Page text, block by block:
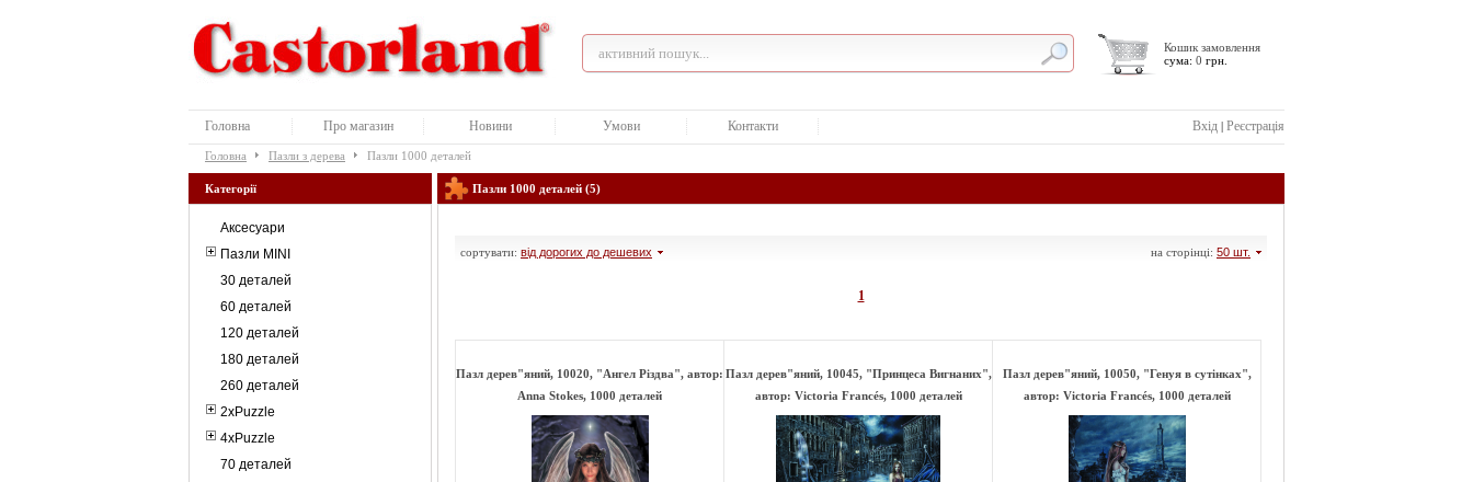
Кошик замовлення
сума: 0 грн.
Головна Про магазин Новини Умови Контакти Вхід | Реєстрація
Головна Пазли з дерева Пазли 1000 деталей
Категорії
Аксесуари
Пазли MINI
30 деталей
60 деталей
120 деталей
180 деталей
260 деталей
2xPuzzle
4xPuzzle
70 деталей
Пазли 1000 деталей (5)
сортувати: від дорогих до дешевих на сторінці: 50 шт.
1
Пазл дерев"яний, 10020, "Ангел Різдва", автор:
Anna Stokes, 1000 деталей
Пазл дерев"яний, 10045, "Принцеса Вигнаних",
автор: Victoria Francés, 1000 деталей
Пазл дерев"яний, 10050, "Генуя в сутінках",
автор: Victoria Francés, 1000 деталей